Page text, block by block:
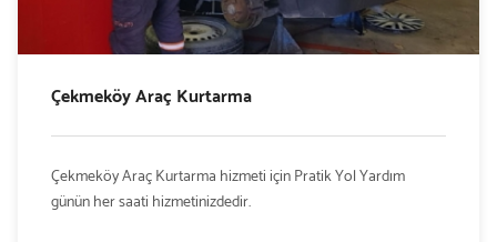
Çekmeköy Araç Kurtarma
Çekmeköy Araç Kurtarma hizmeti için Pratik Yol Yardım
günün her saati hizmetinizdedir.